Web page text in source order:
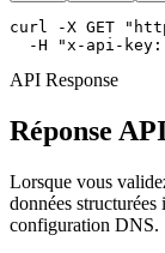
curl -X GET
-H "x-api-
API Response
Réponse
Lorsque vous
données
configuration DNS.